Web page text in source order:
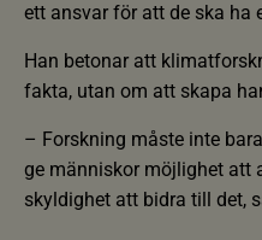
ett ansvar för att de ska ha
Han betonar att
fakta, utan om att skapa
– Forskning måste inte
ge människor möjlighet att
skyldighet att bidra till det,